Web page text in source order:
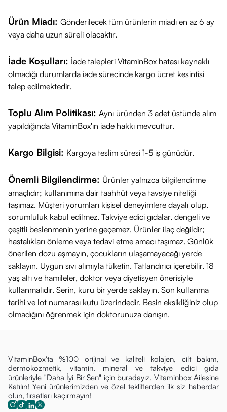
Ürün Miadı: Gönderilecek tüm ürünlerin miadı en az 6 ay
veya daha uzun süreli olacaktır.
İade Koşulları: İade talepleri VitaminBox hatası kaynaklı
olmadığı durumlarda iade sürecinde kargo ücret kesintisi
talep edilmektedir.
Toplu Alım Politikası: Aynı üründen 3 adet üstünde alım
yapıldığında VitaminBox'ın iade hakkı mevcuttur.
Kargo Bilgisi: Kargoya teslim süresi 1-5 iş günüdür.
Önemli Bilgilendirme: Ürünler yalnızca bilgilendirme
amaçlıdır; kullanımına dair taahhüt veya tavsiye niteliği
taşımaz. Müşteri yorumları kişisel deneyimlere dayalı olup,
sorumluluk kabul edilmez. Takviye edici gıdalar, dengeli ve
çeşitli beslenmenin yerine geçemez. Ürünler ilaç değildir;
hastalıkları önleme veya tedavi etme amacı taşımaz. Günlük
önerilen dozu aşmayın, çocukların ulaşamayacağı yerde
saklayın. Uygun sıvı alımıyla tüketin. Tatlandırıcı içerebilir. 18
yaş altı ve hamileler, doktor veya diyetisyen önerisiyle
kullanmalıdır. Serin, kuru bir yerde saklayın. Son kullanma
tarihi ve lot numarası kutu üzerindedir. Besin eksikliğiniz olup
olmadığını öğrenmek için doktorunuza danışın.
VitaminBox'ta %100 orijinal ve kaliteli kolajen, cilt bakım,
dermokozmetik, vitamin, mineral ve takviye edici gıda
ürünleriyle "Daha İyi Bir Sen" için buradayız. Vitaminbox Ailesine
Katılın! Yeni ürünlerimizden ve özel tekliflerden ilk siz haberdar
olun, fırsatları kaçırmayın!